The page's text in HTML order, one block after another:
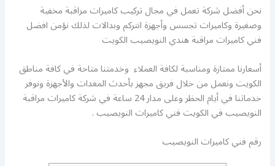
نحن أفضل شركة تعمل في مجال تركيب كاميرات مراقبة مخفية
وصغيرة وكاميرات تجسس وأجهزة انتركم وبدالات لذلك نؤمن افضل
فني كاميرات مراقبة هندي النويصيب الكويت
أسعارنا ممتازة ومناسبة لكافة العملاء وخدمتنا متاحة في كافة مناطق
الكويت ونعمل من خلال فريق مجهز بأحدث المعدات والأجهزة ونوفر
خدماتنا في أيام الحظر وعلى مدار 24 ساعة في شركة كاميرات مراقبة
النويصيب في الكويت فني كاميرات النويصيب .
رقم فني كاميرات النويصيب